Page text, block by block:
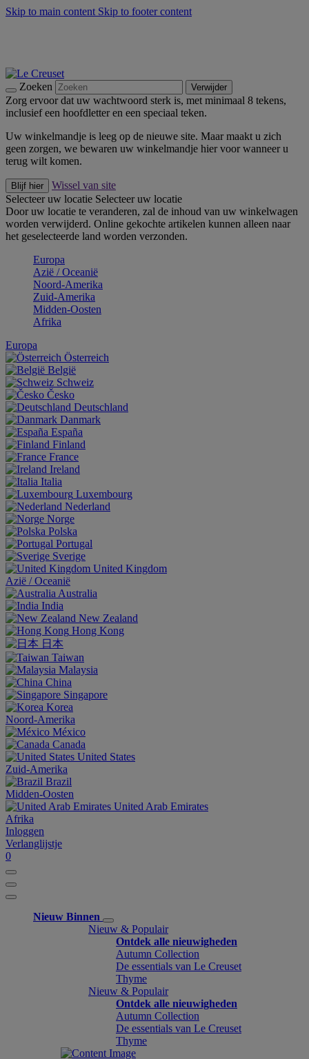
Skip to main content Skip to footer content
Zoeken Verwijder
Zorg ervoor dat uw wachtwoord sterk is, met minimaal 8 tekens,
inclusief een hoofdletter en een speciaal teken.
Uw winkelmandje is leeg op de nieuwe site. Maar maakt u zich
geen zorgen, we bewaren uw winkelmandje hier voor wanneer u
terug wilt komen.
Blijf hier
Wissel van site
Selecteer uw locatie Selecteer uw locatie
Door uw locatie te veranderen, zal de inhoud van uw winkelwagen
worden verwijderd. Online gekochte artikelen kunnen alleen naar
het geselecteerde land worden verzonden.
Europa
Aziё / Oceaniё
Noord-Amerika
Zuid-Amerika
Midden-Oosten
Afrika
Europa
Österreich
België
Schweiz
Česko
Deutschland
Danmark
España
Finland
France
Ireland
Italia
Luxembourg
Nederland
Norge
Polska
Portugal
Sverige
United Kingdom
Aziё / Oceaniё
Australia
India
New Zealand
Hong Kong
日本
Taiwan
Malaysia
China
Singapore
Korea
Noord-Amerika
México
Canada
United States
Zuid-Amerika
Brazil
Midden-Oosten
United Arab Emirates
Afrika
Inloggen
Verlanglijstje
0
Nieuw Binnen
Nieuw & Populair
Ontdek alle nieuwigheden
Autumn Collection
De essentials van Le Creuset
Thyme
Nieuw & Populair
Ontdek alle nieuwigheden
Autumn Collection
De essentials van Le Creuset
Thyme